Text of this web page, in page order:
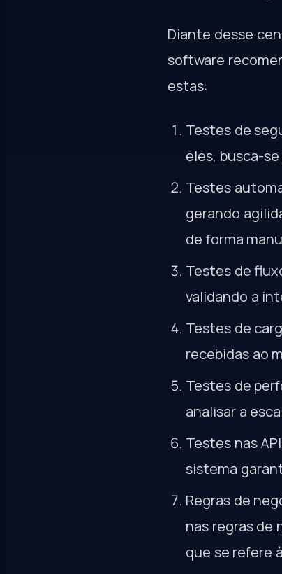
Diante desse
software
estas:
Testes de
eles, busca-
Testes
gerando
de forma
Testes de
validando a
Testes de
recebidas ao
Testes de
analisar a
Testes nas
sistema
Regras de
nas regras de
que se refere